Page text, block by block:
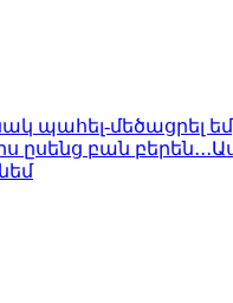
պահել-մեծացրել
ըսենց բան